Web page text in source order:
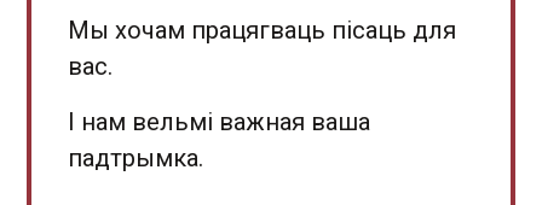
Мы хочам працягваць пісаць для
вас.
І нам вельмі важная ваша
падтрымка.